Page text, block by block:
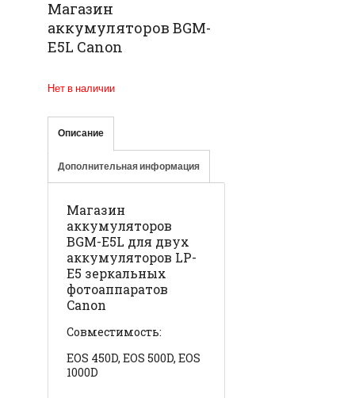
Магазин
аккумуляторов BGM-
E5L Canon
Нет в наличии
Описание
Дополнительная информация
Магазин
аккумуляторов
BGM-E5L для двух
аккумуляторов LP-
E5 зеркальных
фотоаппаратов
Canon
Совместимость:
EOS 450D, EOS 500D, EOS
1000D